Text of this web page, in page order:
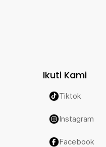
Ikuti Kami
Tiktok
Instagram
Facebook